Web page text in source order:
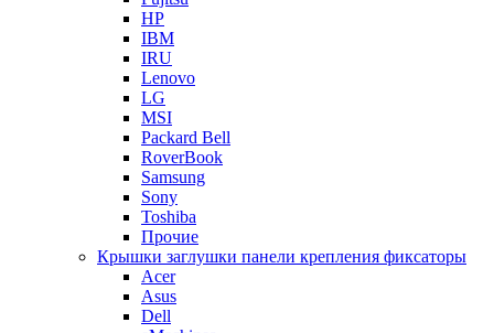
HP
IBM
IRU
Lenovo
LG
MSI
Packard Bell
RoverBook
Samsung
Sony
Toshiba
Прочие
Крышки заглушки панели крепления фиксаторы
Acer
Asus
Dell